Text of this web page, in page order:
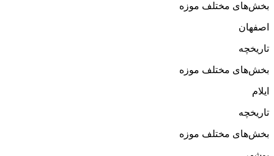
بخش‌های مختلف موزه
اصفهان
تاریخچه
بخش‌های مختلف موزه
ایلام
تاریخچه
بخش‌های مختلف موزه